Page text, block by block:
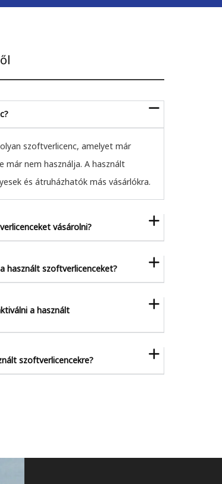
szoftverlicenc, amelyet már
már nem használja. A használt
és átruházhatók más vásárlókra.
vásárolni?
használt szoftverlicenceket?
a használt
szoftverlicencekre?